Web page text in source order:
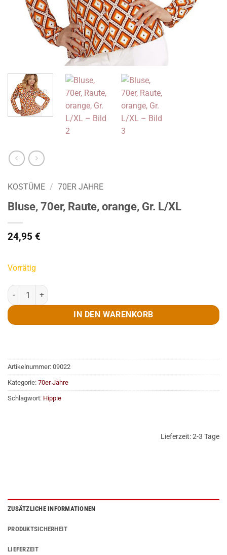
KOSTÜME / 70ER JAHRE
Bluse, 70er, Raute, orange, Gr. L/XL
24,95 €
Vorrätig
Bluse, 70er, Raute, orange, Gr. L/XL Menge
IN DEN WARENKORB
Artikelnummer: 09022
Kategorie: 70er Jahre
Schlagwort: Hippie
Lieferzeit:2-3 Tage
ZUSÄTZLICHE INFORMATIONEN
PRODUKTSICHERHEIT
LIEFERZEIT